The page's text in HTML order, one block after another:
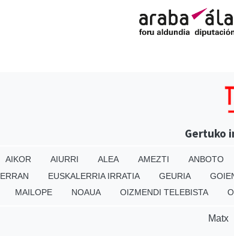
Gertuko
AIKOR AIURRI ALEA AMEZTI ANBOTO
ERRAN EUSKALERRIA IRRATIA GEURIA
MAILOPE NOAUA OIZMENDI TELEBISTA
Matx